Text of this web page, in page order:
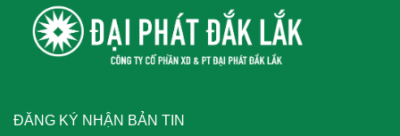
ĐĂNG KÝ NHẬN BẢN TIN